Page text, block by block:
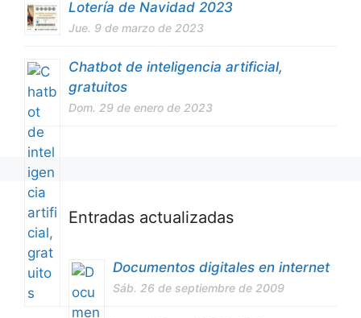
Lotería de Navidad 2023
Jue. 9 de marzo de 2023
Chatbot de inteligencia artificial,
gratuitos
Dom. 29 de enero de 2023
Entradas actualizadas
Documentos digitales en internet
Sáb. 26 de septiembre de 2009